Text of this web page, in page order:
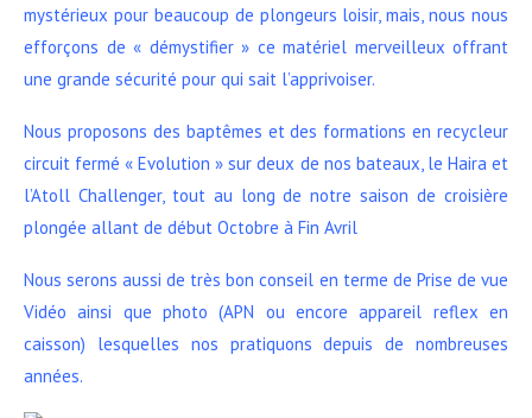
mystérieux pour beaucoup de plongeurs loisir, mais, nous nous
efforçons de « démystifier » ce matériel merveilleux offrant
une grande sécurité pour qui sait l’apprivoiser.
Nous proposons des baptêmes et des formations en recycleur
circuit fermé « Evolution » sur deux de nos bateaux, le Haira et
l’Atoll Challenger, tout au long de notre saison de croisière
plongée allant de début Octobre à Fin Avril
Nous serons aussi de très bon conseil en terme de Prise de vue
Vidéo ainsi que photo (APN ou encore appareil reflex en
caisson) lesquelles nos pratiquons depuis de nombreuses
années.